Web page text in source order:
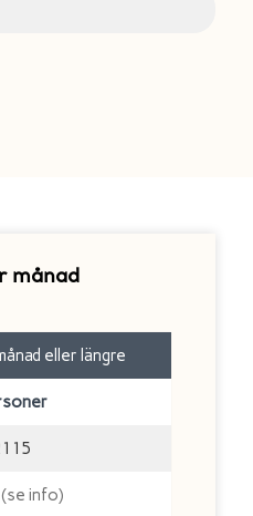
månad
eller längre
(se info)